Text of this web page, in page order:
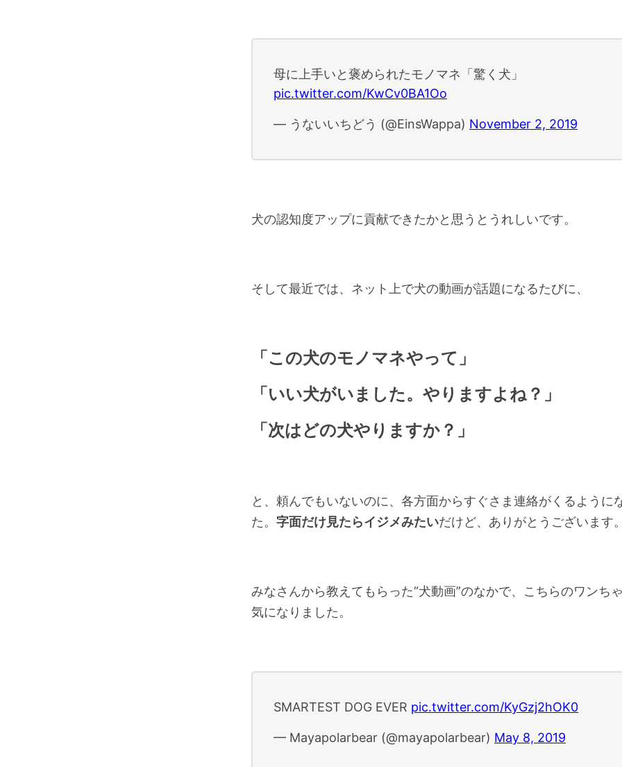
母に上手いと褒められたモノマネ「驚く犬」
pic.twitter.com/KwCv0BA1Oo
— うないいちどう (@EinsWappa) November 2, 2019
犬の認知度アップに貢献できたかと思うとうれしいです。
そして最近では、ネット上で犬の動画が話題になるたびに、
「この犬のモノマネやって」
「いい犬がいました。やりますよね？」
「次はどの犬やりますか？」
と、頼んでもいないのに、各方面からすぐさま連絡がくるように
た。 字面だけ見たらイジメみたいだけど、ありがとうございます。
みなさんから教えてもらった“犬動画”のなかで、こちらのワンち
気になりました。
SMARTEST DOG EVER pic.twitter.com/KyGzj2hOK0
— Mayapolarbear (@mayapolarbear) May 8, 2019